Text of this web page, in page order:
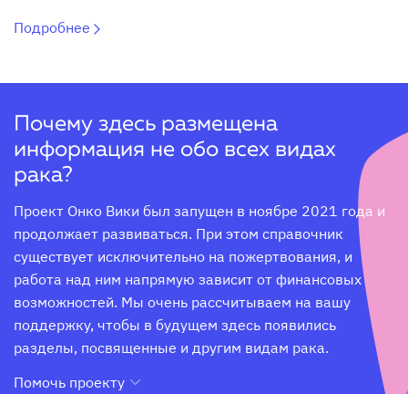
Подробнее
Почему здесь размещена
информация не обо всех видах
рака?
Проект Онко Вики был запущен в ноябре 2021 года и
продолжает развиваться. При этом справочник
существует исключительно на пожертвования, и
работа над ним напрямую зависит от финансовых
возможностей. Мы очень рассчитываем на вашу
поддержку, чтобы в будущем здесь появились
разделы, посвященные и другим видам рака.
Помочь проекту